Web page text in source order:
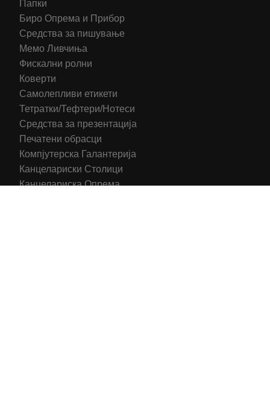
Папки
Биро Опрема и Прибор
Средства за пишување
Мемо Ливчиња
Фискални ролни
Коверти
Самолепливи етикети
Тетратки/Тефтери/Нотеси
Средства за презентација
Печатени обрасци
Компјутерска Галантерија
Канцелариски Столици
Канцелариска Опрема